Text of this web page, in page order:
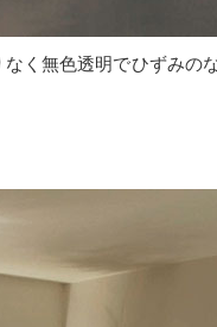
く無色透明でひずみの